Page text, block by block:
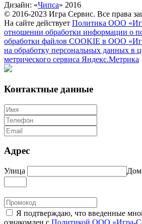
Дизайн: «Чипса» 2016
© 2016-2023 Игра Сервис. Все права
На сайте действует Политика ООО
отношении обработки информации о
обработки файлов COOKIE в ООО
на обработку персональных данных в
метрического сервиса Яндекс.Метрика
Контактные данные
Адрес
Улица Дом
Я подтверждаю, что введенные